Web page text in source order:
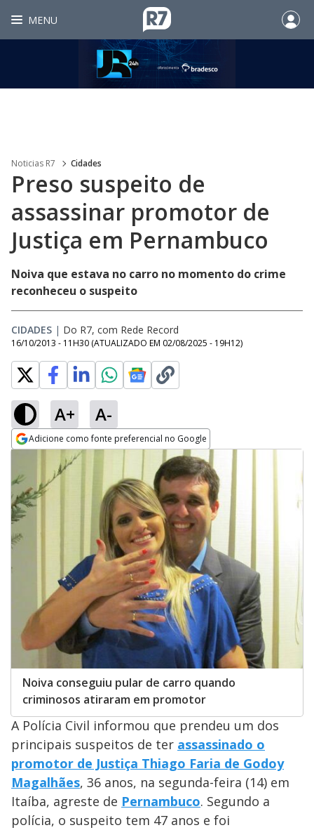
MENU
Noticias R7 Cidades
Preso suspeito de
assassinar promotor de
Justiça em Pernambuco
Noiva que estava no carro no momento do crime
reconheceu o suspeito
CIDADES | Do R7, com Rede Record
16/10/2013 - 11H30 (ATUALIZADO EM 02/08/2025 - 19H12)
A+ A-
Adicione como fonte preferencial no Google
Opens in new window
Noiva conseguiu pular de carro quando
criminosos atiraram em promotor
A Polícia Civil informou que prendeu um dos
principais suspeitos de ter assassinado o
promotor de Justiça Thiago Faria de Godoy
Magalhães, 36 anos, na segunda-feira (14) em
Itaíba, agreste de Pernambuco. Segundo a
polícia, o suspeito tem 47 anos e foi